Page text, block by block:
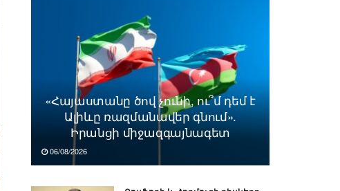
«Հայաստանը ծով չունի, ու՞մ դեմ է
Ալիևը ռազմանավեր գնում».
Իրանցի միջազգայնագետ
06/08/2026